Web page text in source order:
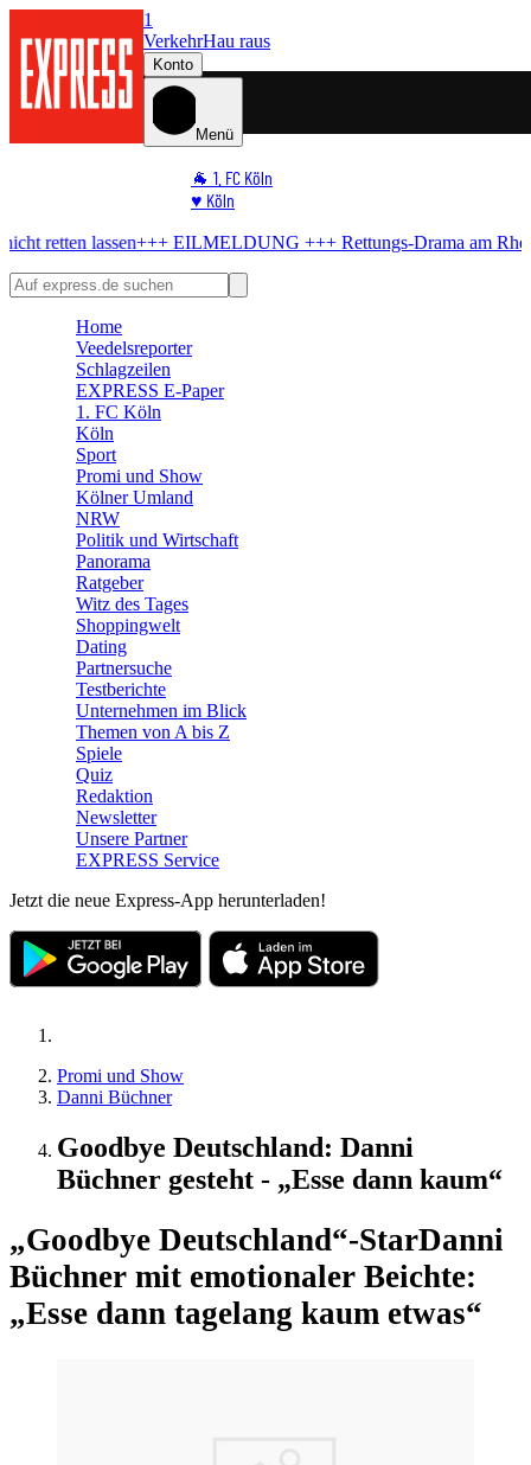
1
VerkehrHau raus
Konto
Menü
🐐 1. FC Köln
♥️ Köln
🏆 Sport
+++ EILMELDUNG +++Rettungs-Drama am RheinMann will
Home
Veedelsreporter
Schlagzeilen
EXPRESS E-Paper
1. FC Köln
Köln
Sport
Promi und Show
Kölner Umland
NRW
Politik und Wirtschaft
Panorama
Ratgeber
Witz des Tages
Shoppingwelt
Dating
Partnersuche
Testberichte
Unternehmen im Blick
Themen von A bis Z
Spiele
Quiz
Redaktion
Newsletter
Unsere Partner
EXPRESS Service
Jetzt die neue Express-App herunterladen!
Promi und Show
Danni Büchner
Goodbye Deutschland: Danni
Büchner gesteht - „Esse dann kaum“
„Goodbye Deutschland“-StarDanni
Büchner mit emotionaler Beichte:
„Esse dann tagelang kaum etwas“